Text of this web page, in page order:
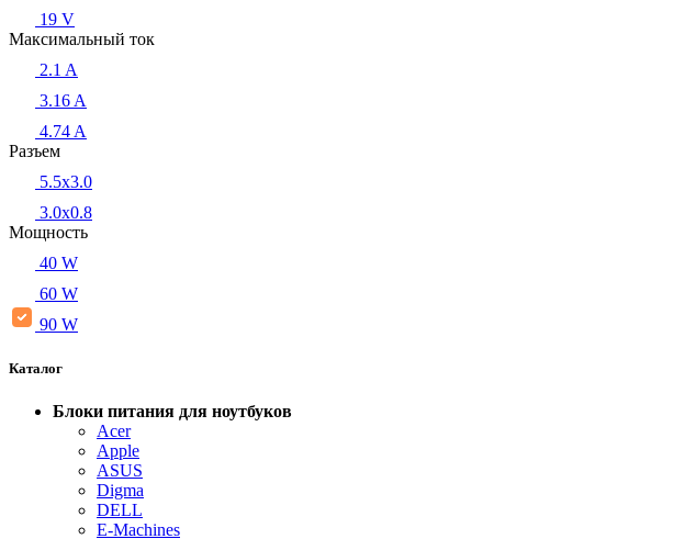
19 V
Максимальный ток
2.1 A
3.16 A
4.74 A
Разъем
5.5x3.0
3.0x0.8
Мощность
40 W
60 W
90 W
Каталог
Блоки питания для ноутбуков
Acer
Apple
ASUS
Digma
DELL
E-Machines